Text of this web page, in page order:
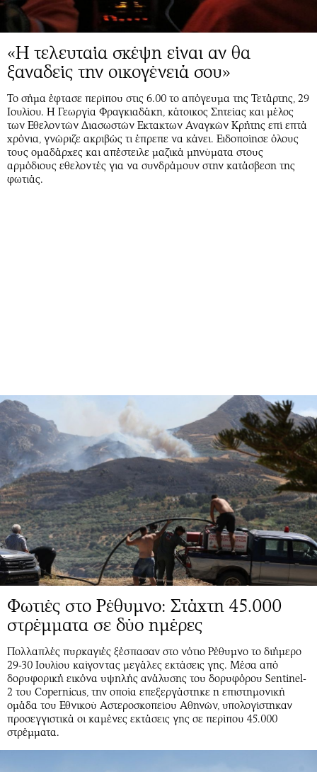
«Η τελευταία σκέψη είναι αν θα
ξαναδείς την οικογένειά σου»
Το σήμα έφτασε περίπου στις 6.00 το απόγευμα της Τετάρτης, 29
Ιουλίου. Η Γεωργία Φραγκιαδάκη, κάτοικος Σητείας και μέλος
των Εθελοντών Διασωστών Εκτακτων Αναγκών Κρήτης επί επτά
χρόνια, γνώριζε ακριβώς τι έπρεπε να κάνει. Ειδοποίησε όλους
τους ομαδάρχες και απέστειλε μαζικά μηνύματα στους
αρμόδιους εθελοντές για να συνδράμουν στην κατάσβεση της
φωτιάς.
Φωτιές στο Ρέθυμνο: Στάχτη 45.000
στρέμματα σε δύο ημέρες
Πολλαπλές πυρκαγιές ξέσπασαν στο νότιο Ρέθυμνο το διήμερο
29-30 Ιουλίου καίγοντας μεγάλες εκτάσεις γης. Μέσα από
δορυφορική εικόνα υψηλής ανάλυσης του δορυφόρου Sentinel-
2 του Copernicus, την οποία επεξεργάστηκε η επιστημονική
ομάδα του Εθνικού Αστεροσκοπείου Αθηνών, υπολογίστηκαν
προσεγγιστικά οι καμένες εκτάσεις γης σε περίπου 45.000
στρέμματα.